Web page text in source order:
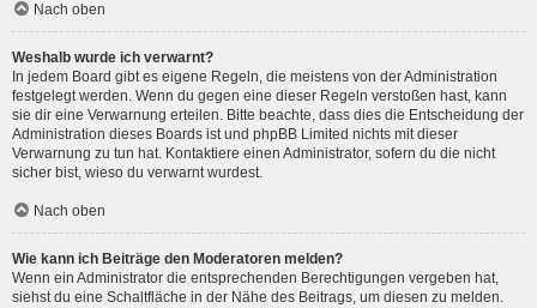
Nach oben
Weshalb wurde ich verwarnt?
In jedem Board gibt es eigene Regeln, die meistens von der Administration
festgelegt werden. Wenn du gegen eine dieser Regeln verstoßen hast, kann
sie dir eine Verwarnung erteilen. Bitte beachte, dass dies die Entscheidung der
Administration dieses Boards ist und phpBB Limited nichts mit dieser
Verwarnung zu tun hat. Kontaktiere einen Administrator, sofern du die nicht
sicher bist, wieso du verwarnt wurdest.
Nach oben
Wie kann ich Beiträge den Moderatoren melden?
Wenn ein Administrator die entsprechenden Berechtigungen vergeben hat,
siehst du eine Schaltfläche in der Nähe des Beitrags, um diesen zu melden.